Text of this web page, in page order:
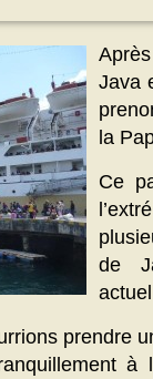
Java
la
Ce
de
prendre
à